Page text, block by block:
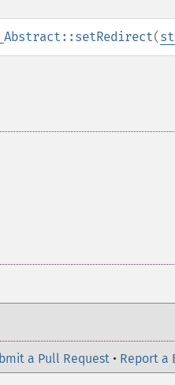
(
a Pull Request • Report a